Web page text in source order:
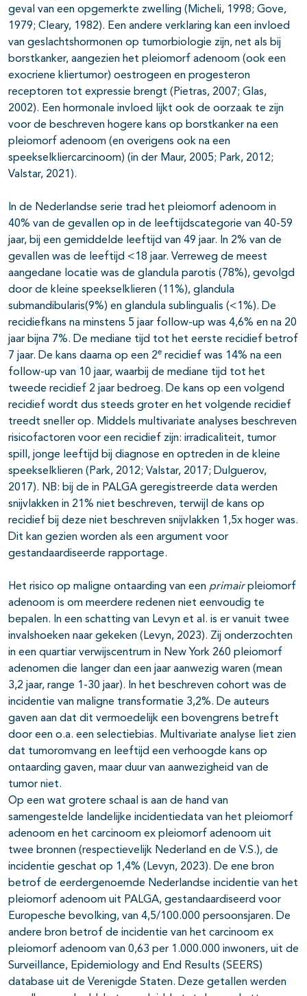
geval van een opgemerkte zwelling (Micheli, 1998; Gove,
1979; Cleary, 1982). Een andere verklaring kan een invloed
van geslachtshormonen op tumorbiologie zijn, net als bij
borstkanker, aangezien het pleiomorf adenoom (ook een
exocriene kliertumor) oestrogeen en progesteron
receptoren tot expressie brengt (Pietras, 2007; Glas,
2002). Een hormonale invloed lijkt ook de oorzaak te zijn
voor de beschreven hogere kans op borstkanker na een
pleiomorf adenoom (en overigens ook na een
speekselkliercarcinoom) (in der Maur, 2005; Park, 2012;
Valstar, 2021).
In de Nederlandse serie trad het pleiomorf adenoom in
40% van de gevallen op in de leeftijdscategorie van 40-59
jaar, bij een gemiddelde leeftijd van 49 jaar. In 2% van de
gevallen was de leeftijd <18 jaar. Verreweg de meest
aangedane locatie was de glandula parotis (78%), gevolgd
door de kleine speekselklieren (11%), glandula
submandibularis(9%) en glandula sublingualis (<1%). De
recidiefkans na minstens 5 jaar follow-up was 4,6% en na 20
jaar bijna 7%. De mediane tijd tot het eerste recidief betrof
7 jaar. De kans daarna op een 2e recidief was 14% na een
follow-up van 10 jaar, waarbij de mediane tijd tot het
tweede recidief 2 jaar bedroeg. De kans op een volgend
recidief wordt dus steeds groter en het volgende recidief
treedt sneller op. Middels multivariate analyses beschreven
risicofactoren voor een recidief zijn: irradicaliteit, tumor
spill, jonge leeftijd bij diagnose en optreden in de kleine
speekselklieren (Park, 2012; Valstar, 2017; Dulguerov,
2017). NB: bij de in PALGA geregistreerde data werden
snijvlakken in 21% niet beschreven, terwijl de kans op
recidief bij deze niet beschreven snijvlakken 1,5x hoger was.
Dit kan gezien worden als een argument voor
gestandaardiseerde rapportage.
Het risico op maligne ontaarding van een primairpleiomorf
adenoom is om meerdere redenen niet eenvoudig te
bepalen. In een schatting van Levyn et al. is er vanuit twee
invalshoeken naar gekeken (Levyn, 2023). Zij onderzochten
in een quartiar verwijscentrum in New York 260 pleiomorf
adenomen die langer dan een jaar aanwezig waren (mean
3,2 jaar, range 1-30 jaar). In het beschreven cohort was de
incidentie van maligne transformatie 3,2%. De auteurs
gaven aan dat dit vermoedelijk een bovengrens betreft
door een o.a. een selectiebias. Multivariate analyse liet zien
dat tumoromvang en leeftijd een verhoogde kans op
ontaarding gaven, maar duur van aanwezigheid van de
tumor niet.
Op een wat grotere schaal is aan de hand van
samengestelde landelijke incidentiedata van het pleiomorf
adenoom en het carcinoom ex pleiomorf adenoom uit
twee bronnen (respectievelijk Nederland en de V.S.), de
incidentie geschat op 1,4% (Levyn, 2023). De ene bron
betrof de eerdergenoemde Nederlandse incidentie van het
pleiomorf adenoom uit PALGA, gestandaardiseerd voor
Europesche bevolking, van 4,5/100.000 persoonsjaren. De
andere bron betrof de incidentie van het carcinoom ex
pleiomorf adenoom van 0,63 per 1.000.000 inwoners, uit de
Surveillance, Epidemiology and End Results (SEERS)
database uit de Verenigde Staten. Deze getallen werden